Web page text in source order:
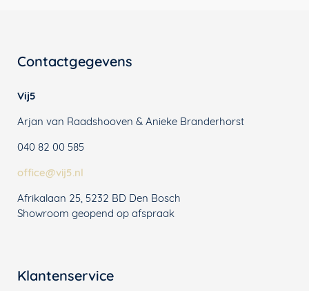
Contactgegevens
Vij5
Arjan van Raadshooven & Anieke Branderhorst
040 82 00 585
office@vij5.nl
Afrikalaan 25, 5232 BD Den Bosch
Showroom geopend op afspraak
Klantenservice